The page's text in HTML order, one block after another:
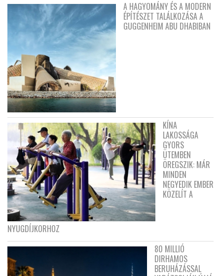
A HAGYOMÁNY ÉS A MODERN
ÉPÍTÉSZET TALÁLKOZÁSA A
GUGGENHEIM ABU DHABIBAN
KÍNA
LAKOSSÁGA
GYORS
ÜTEMBEN
ÖREGSZIK: MÁR
MINDEN
NEGYEDIK EMBER
KÖZELÍT A
NYUGDÍJKORHOZ
80 MILLIÓ
DIRHAMOS
BERUHÁZÁSSAL